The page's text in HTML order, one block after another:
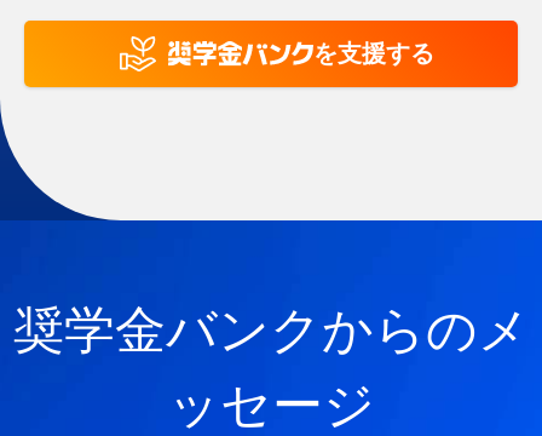
を支援する
奨学金バンクからのメ
ッセージ